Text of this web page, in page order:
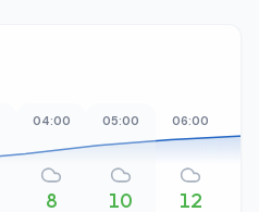
04:00
8
05:00
10
06:00
12